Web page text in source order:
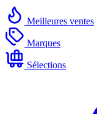
Meilleures ventes
Marques
Sélections